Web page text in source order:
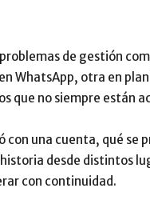
de gestión
WhatsApp, otra en
que no siempre están
con una cuenta, qué se
desde distintos
con continuidad.